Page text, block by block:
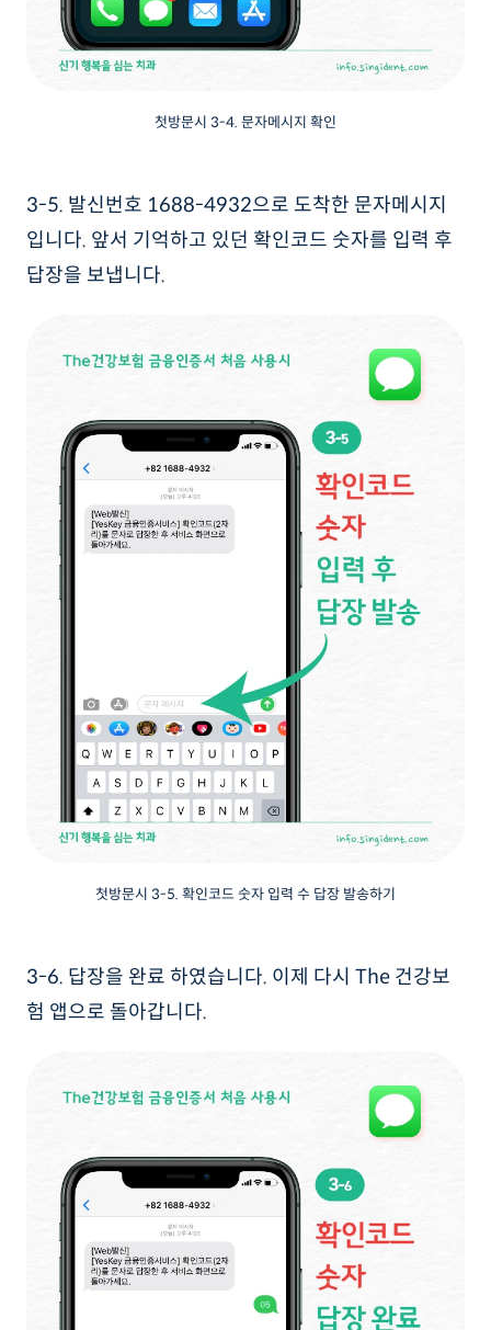
첫방문시 3-4. 문자메시지 확인
3-5. 발신번호 1688-4932으로 도착한 문자메시지
입니다. 앞서 기억하고 있던 확인코드 숫자를 입력 후
답장을 보냅니다.
첫방문시 3-5. 확인코드 숫자 입력 수 답장 발송하기
3-6. 답장을 완료 하였습니다. 이제 다시 The 건강보
험 앱으로 돌아갑니다.